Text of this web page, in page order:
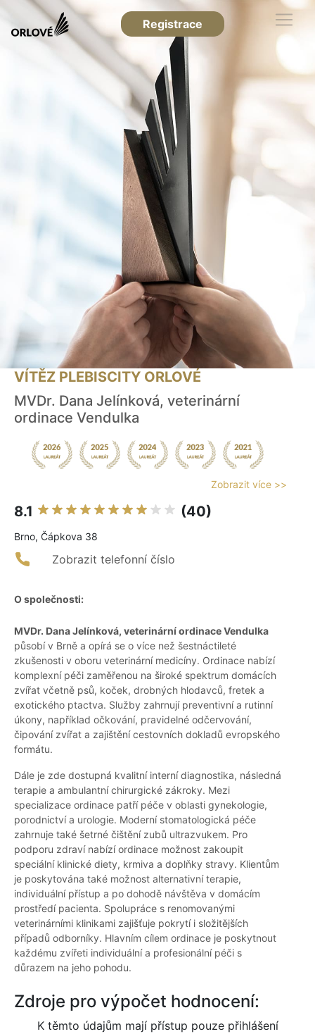
Registrace
VÍTĚZ PLEBISCITY ORLOVÉ
MVDr. Dana Jelínková, veterinární
ordinace Vendulka
Zobrazit více >>
8.1 (40)
Brno, Čápkova 38
Zobrazit telefonní číslo
O společnosti:
MVDr. Dana Jelínková, veterinární ordinace Vendulka
působí v Brně a opírá se o více než šestnáctileté
zkušenosti v oboru veterinární medicíny. Ordinace nabízí
komplexní péči zaměřenou na široké spektrum domácích
zvířat včetně psů, koček, drobných hlodavců, fretek a
exotického ptactva. Služby zahrnují preventivní a rutinní
úkony, například očkování, pravidelné odčervování,
čipování zvířat a zajištění cestovních dokladů evropského
formátu.
Dále je zde dostupná kvalitní interní diagnostika, následná
terapie a ambulantní chirurgické zákroky. Mezi
specializace ordinace patří péče v oblasti gynekologie,
porodnictví a urologie. Moderní stomatologická péče
zahrnuje také šetrné čištění zubů ultrazvukem. Pro
podporu zdraví nabízí ordinace možnost zakoupit
speciální klinické diety, krmiva a doplňky stravy. Klientům
je poskytována také možnost alternativní terapie,
individuální přístup a po dohodě návštěva v domácím
prostředí pacienta. Spolupráce s renomovanými
veterinárními klinikami zajišťuje pokrytí i složitějších
případů odborníky. Hlavním cílem ordinace je poskytnout
každému zvířeti individuální a profesionální péči s
důrazem na jeho pohodu.
Zdroje pro výpočet hodnocení:
K těmto údajům mají přístup pouze přihlášení